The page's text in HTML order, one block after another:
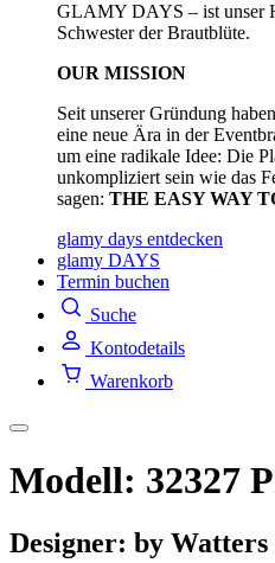
GLAMY DAYS – ist unser
Schwester der Brautblüte.
OUR MISSION
Seit unserer Gründung
eine neue Ära in der
um eine radikale Idee: Die
unkompliziert sein wie das
sagen: THE EASY WAY
glamy days entdecken
glamy DAYS
Termin buchen
Suche
Kontodetails
Warenkorb
Modell: 32327
Designer: by Watters